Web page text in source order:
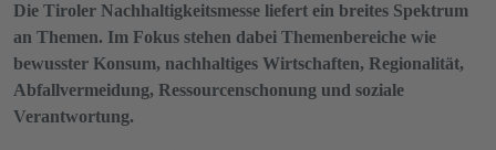
Die Tiroler Nachhaltigkeitsmesse liefert ein breites Spektrum
an Themen. Im Fokus stehen dabei Themenbereiche wie
bewusster Konsum, nachhaltiges Wirtschaften, Regionalität,
Abfallvermeidung, Ressourcenschonung und soziale
Verantwortung.